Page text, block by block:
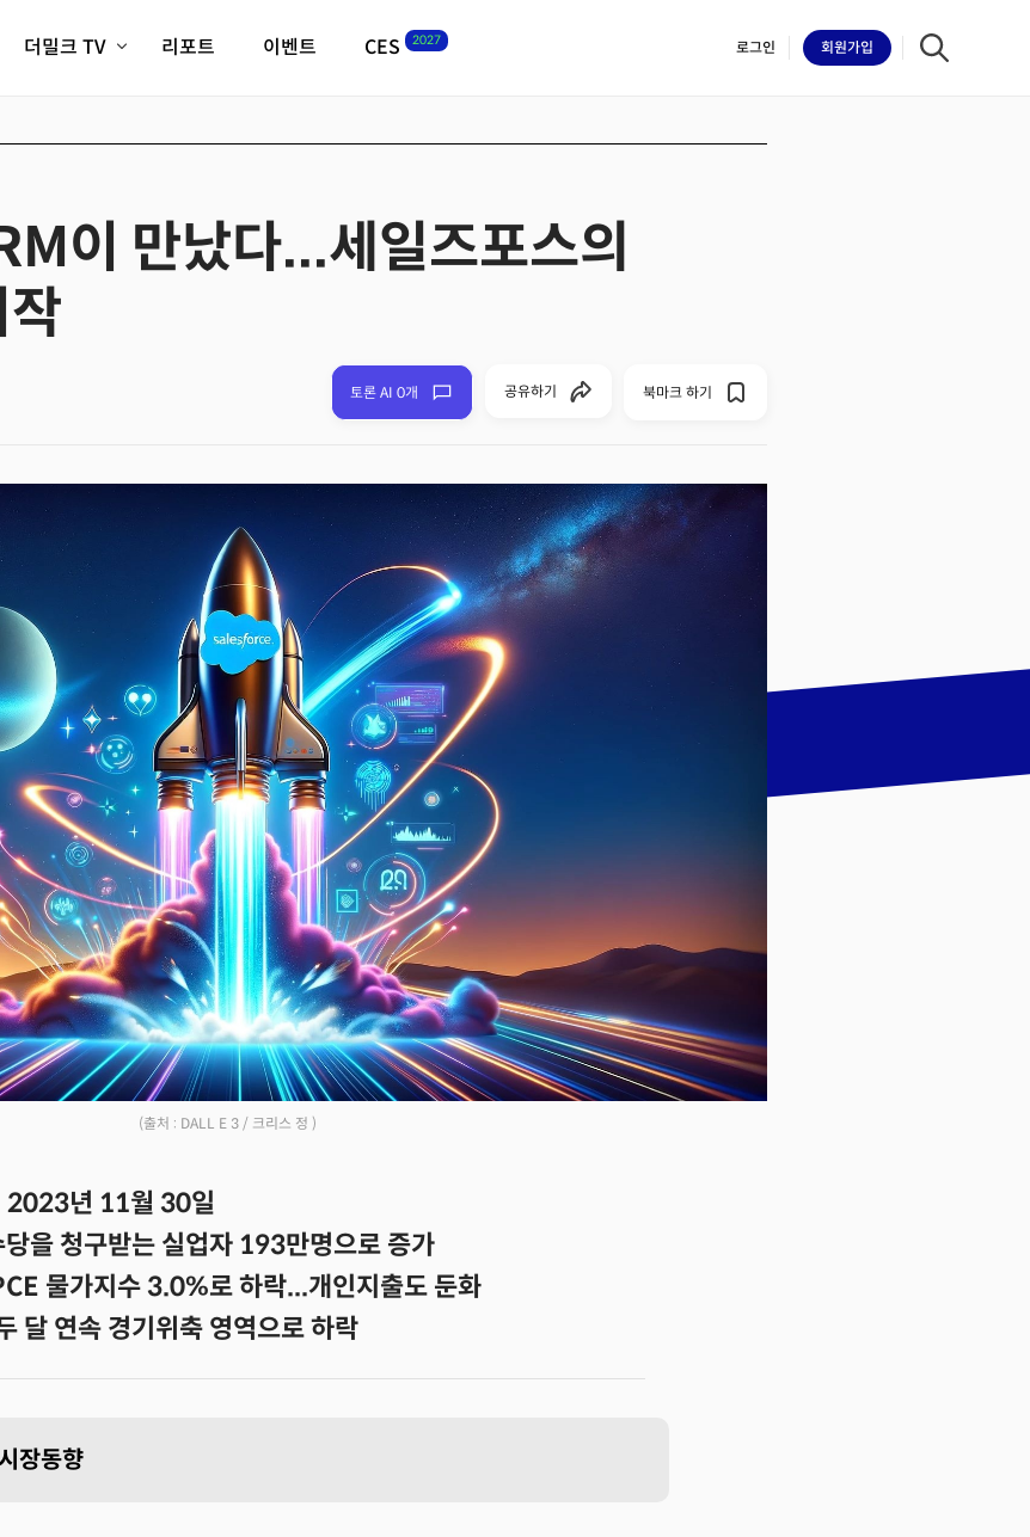
더밀크 TV
크리스의 뉴욕 시그널
더밀크 아카데미
더웨이브/트렌드쇼
리포트 이벤트 CES 2027
필드 가이드
CES2027 with TheMiilk
로그인 회원가입
이 만났다...세일즈포스의
토론 AI 0개 공유하기
Facebook Twitter Kakaotalk
기사링크 복사하기
북마크 하기
(출처 : DALL E 3 / 크리스 정 )
2023년 11월 30일
을 청구받는 실업자 193만명으로 증가
물가지수 3.0%로 하락...개인지출도 둔화
달 연속 경기위축 영역으로 하락
장동향